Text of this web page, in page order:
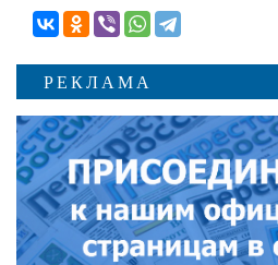
РЕКЛАМА